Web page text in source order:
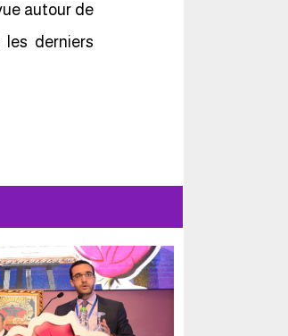
autour de
derniers